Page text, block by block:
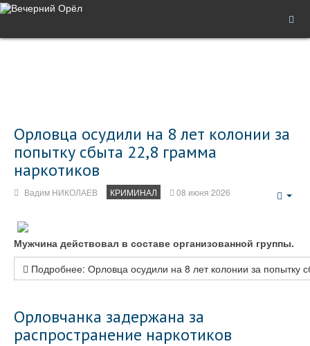
Орловца осудили на 8 лет колонии за
попытку сбыта 22,8 грамма
наркотиков
Вадим НИКОЛАЕВ КРИМИНАЛ 08 июня 2026
Мужчина действовал в составе организованной группы.
Подробнее: Орловца осудили на 8 лет колонии за попытку
Орловчанка задержана за
распространение наркотиков